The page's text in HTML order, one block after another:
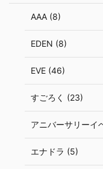
AAA (8)
EDEN (8)
EVE (46)
すごろく (23)
アニバーサリーイ
エナドラ (5)